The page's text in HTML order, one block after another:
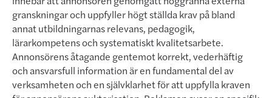
granskningar och uppfyller högt ställda krav på bland
annat utbildningarnas relevans, pedagogik,
lärarkompetens och systematiskt kvalitetsarbete.
Annonsörens åtagande gentemot korrekt, vederhäftig
och ansvarsfull information är en fundamental del av
verksamheten och en själv­klarhet för att uppfylla kraven